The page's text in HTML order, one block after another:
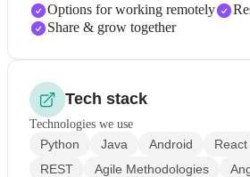
Options for working remotely
Share & grow together
Tech stack
Technologies we use
Python Java Android React
REST
Agile Methodologies